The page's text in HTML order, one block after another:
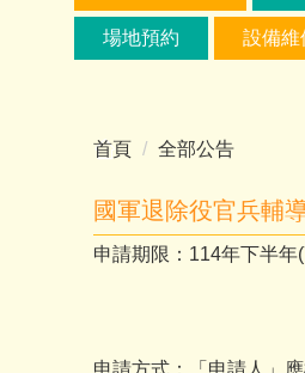
場地預約 設備維
首頁 全部公告
國軍退除役官兵輔
申請期限：114年下半年
申請方式：「申請人」